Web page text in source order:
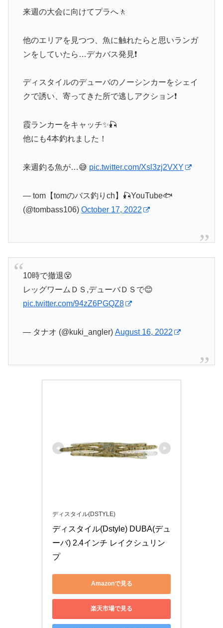
来週の大会に向けてプラへ🚶
他のエリアを見つつ、魚に触れたらと思いランガ
ンをしていたら…デカバス発見❗️
ディスタイルのデューバのノーシンカーをシェイ
クで誘い、寄ってきた所で逃しアクション❗️
霞ランカーをキャッチ✨🎣
他にも4本釣れました！
来週釣る魚が…😅 pic.twitter.com/Xsl3zj2VXY
— tom【tomのバス釣りch】🎣YouTube🐟
(@tombass106) October 17, 2022
10時で撤退😵
レッグワームＤＳ,デューバＤＳで😊
pic.twitter.com/94zZ6PGQZ8
— タナオ (@kuki_angler) August 16, 2022
ディスタイル(DSTYLE)
ディスタイル(Dstyle) DUBA(デュ
ーバ) 2.4インチ レイクシュリン
プ
Amazonで見る
楽天市場で見る